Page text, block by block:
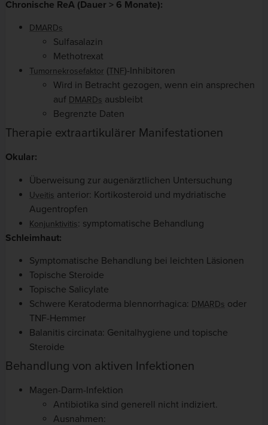
Chronische ReA (Dauer > 6 Monate):
DMARDs
Sulfasalazin
Methotrexat
Tumornekrosefaktor (TNF)-Inhibitoren
Wird in Betracht gezogen, wenn ein ansprechen
auf DMARDs ausbleibt
Begrenzte Daten
Therapie extraartikulärer Manifestationen
Okular:
Überweisung zur augenärztlichen Untersuchung
Uveitis anterior: Kortikosteroid und mydriatische
Augentropfen
Konjunktivitis: symptomatische Behandlung
Schleimhaut:
Symptomatische Behandlung bei leichten Läsionen
Topische Steroide
Topische Salicylate
Schwere Keratoderma blennorrhagica: DMARDs oder
TNF-Hemmer
Balanitis circinata: Genitalhygiene und topische
Steroide
Behandlung von aktiven Infektionen
Magen-Darm-Infektion
Antibiotika sind generell nicht indiziert.
Ausnahmen: